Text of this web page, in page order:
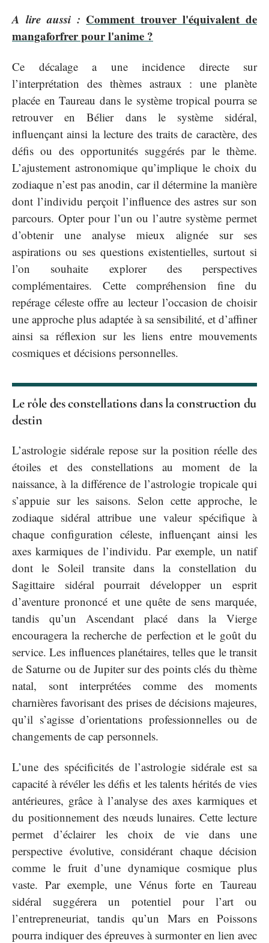
A lire aussi : Comment trouver l'équivalent de
mangaforfrer pour l'anime ?
Ce décalage a une incidence directe sur
l’interprétation des thèmes astraux : une planète
placée en Taureau dans le système tropical pourra se
retrouver en Bélier dans le système sidéral,
influençant ainsi la lecture des traits de caractère, des
défis ou des opportunités suggérés par le thème.
L’ajustement astronomique qu’implique le choix du
zodiaque n’est pas anodin, car il détermine la manière
dont l’individu perçoit l’influence des astres sur son
parcours. Opter pour l’un ou l’autre système permet
d’obtenir une analyse mieux alignée sur ses
aspirations ou ses questions existentielles, surtout si
l’on souhaite explorer des perspectives
complémentaires. Cette compréhension fine du
repérage céleste offre au lecteur l’occasion de choisir
une approche plus adaptée à sa sensibilité, et d’affiner
ainsi sa réflexion sur les liens entre mouvements
cosmiques et décisions personnelles.
Le rôle des constellations dans la construction du
destin
L’astrologie sidérale repose sur la position réelle des
étoiles et des constellations au moment de la
naissance, à la différence de l’astrologie tropicale qui
s’appuie sur les saisons. Selon cette approche, le
zodiaque sidéral attribue une valeur spécifique à
chaque configuration céleste, influençant ainsi les
axes karmiques de l’individu. Par exemple, un natif
dont le Soleil transite dans la constellation du
Sagittaire sidéral pourrait développer un esprit
d’aventure prononcé et une quête de sens marquée,
tandis qu’un Ascendant placé dans la Vierge
encouragera la recherche de perfection et le goût du
service. Les influences planétaires, telles que le transit
de Saturne ou de Jupiter sur des points clés du thème
natal, sont interprétées comme des moments
charnières favorisant des prises de décisions majeures,
qu’il s’agisse d’orientations professionnelles ou de
changements de cap personnels.
L’une des spécificités de l’astrologie sidérale est sa
capacité à révéler les défis et les talents hérités de vies
antérieures, grâce à l’analyse des axes karmiques et
du positionnement des nœuds lunaires. Cette lecture
permet d’éclairer les choix de vie dans une
perspective évolutive, considérant chaque décision
comme le fruit d’une dynamique cosmique plus
vaste. Par exemple, une Vénus forte en Taureau
sidéral suggérera un potentiel pour l’art ou
l’entrepreneuriat, tandis qu’un Mars en Poissons
pourra indiquer des épreuves à surmonter en lien avec